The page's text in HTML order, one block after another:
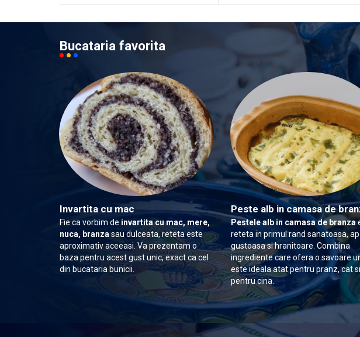
Bucataria favorita
Invartita cu mac
Fie ca vorbim de invartita cu mac, mere,
nuca, branzasau dulceata, reteta este
aproximativ aceeasi. Va prezentam o
baza pentru acest gust unic, exact ca cel
din bucataria bunicii.
Peste alb in camasa de
Pestele alb in camasa de branza
reteta in primul rand sanatoasa,
gustoasa si hranitoare. Combina
ingrediente care ofera o savoare
este ideala atat pentru pranz, cat si
pentru cina.